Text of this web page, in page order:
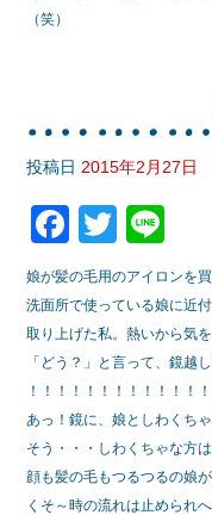
（笑）
投稿日 2015年2月27日
F
a
c
e
b
o
o
k
T
wi
tt
er
n
e
娘が髪の毛用のアイロンを買
洗面所で使っている娘に近
取り上げた私。熱いから気
「どう？」と言って、鏡越
！！！！！！！！！！！！
あっ！鏡に、娘としわくち
そう・・・しわくちゃな方
顔も髪の毛もつるつるの娘
くそ～時の流れは止められ